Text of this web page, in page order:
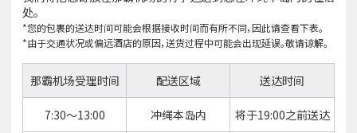
处。
*您的包裹的送达时间可能会根据接收时间而有所不同，因此请查看下表。
*由于交通状况或偏远酒店的原因，送货过程中可能会出现延误。敬请谅解。
那霸机场受理时间 配送区域 送达时间
7:30～13:00 冲绳本岛内 将于19:00之前送达